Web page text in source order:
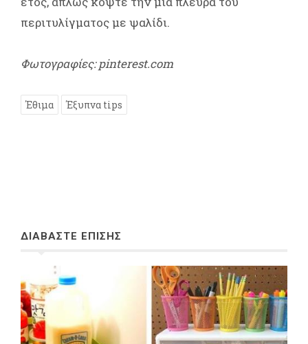
περιτυλίγματος με ψαλίδι.
Φωτογραφίες: pinterest.com
Έθιμα Έξυπνα tips
ΔΙΑΒΑΣΤΕ ΕΠΙΣΗΣ